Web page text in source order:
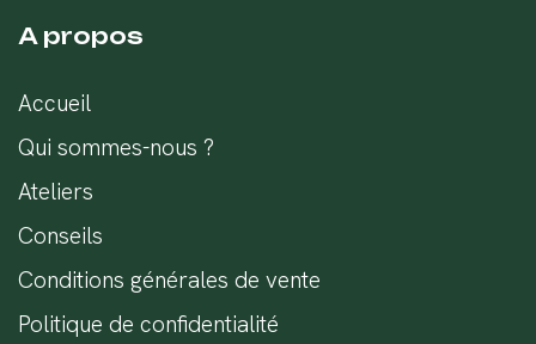
A propos
Accueil
Qui sommes-nous ?
Ateliers
Conseils
Conditions générales de vente
Politique de confidentialité